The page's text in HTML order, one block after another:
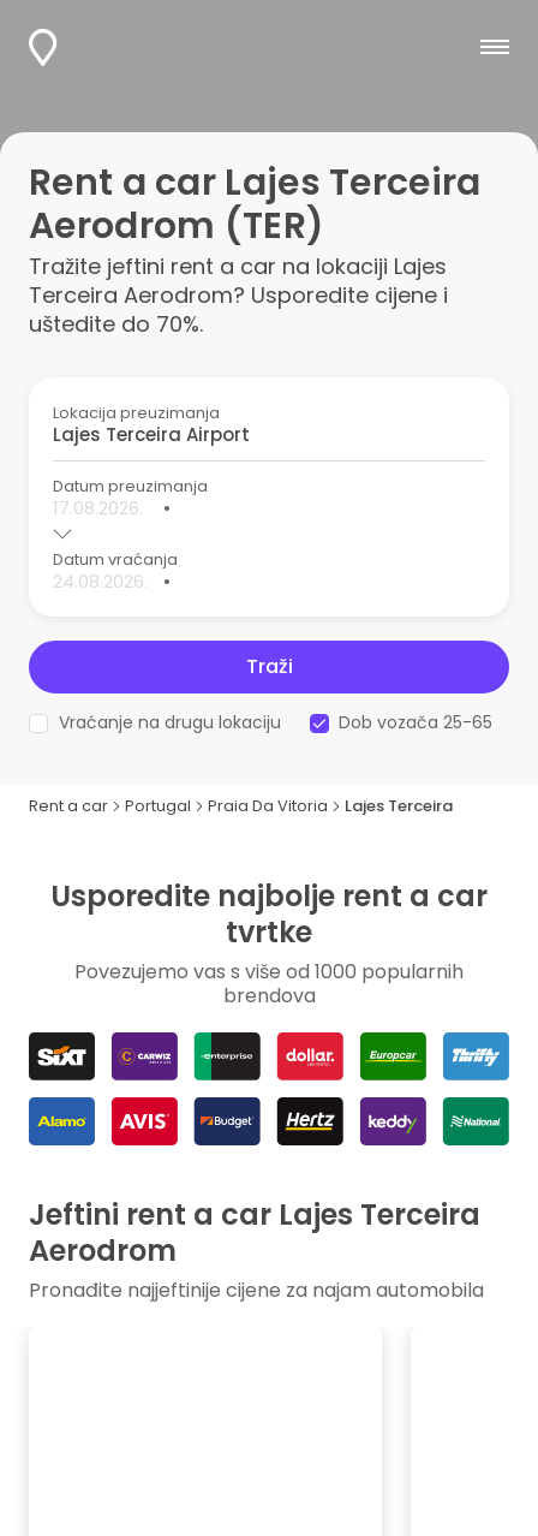
Rent a car Lajes Terceira
Aerodrom (TER)
Tražite jeftini rent a car na lokaciji Lajes
Terceira Aerodrom? Usporedite cijene i
uštedite do 70%.
Lokacija preuzimanja
Datum preuzimanja
•
Datum vraćanja
•
Traži
Vraćanje na drugu lokaciju Dob vozača 25-65
Rent a car Portugal Praia Da Vitoria Lajes Terceira
Usporedite najbolje rent a car
tvrtke
Povezujemo vas s više od 1000 popularnih
brendova
Jeftini rent a car Lajes Terceira
Aerodrom
Pronađite najjeftinije cijene za najam automobila